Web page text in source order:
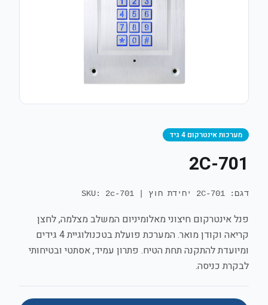
מערכות אינטרקום 4 גיד
2C-701
דגם: 2C-701 יחידת חוץ SKU: 2c-701
פנל אינטרקום חיצוני מאלומיניום המשלב מצלמה, לחצן
קריאה וקודן מואר. המערכת פועלת בטכנולוגיית 4 גידים
ומיועדת להתקנה תחת הטיח. פתרון עמיד, אסתטי ובטיחותי
לבקרת כניסה.